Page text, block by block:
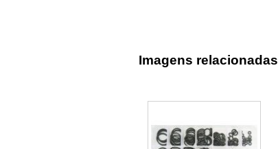
Imagens relacionadas